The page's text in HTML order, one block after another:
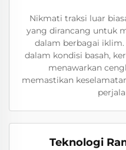
Nikmati traksi luar
yang dirancang untuk
dalam berbagai iklim.
dalam kondisi basah,
menawarkan
memastikan
Teknologi